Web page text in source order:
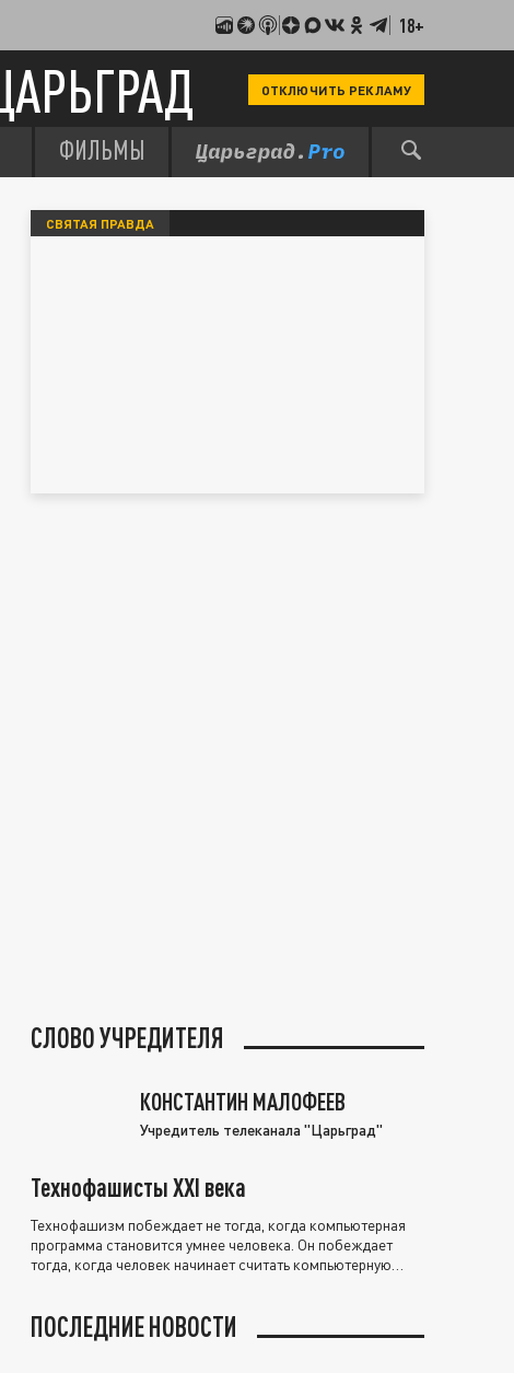
18+
ОТКЛЮЧИТЬ РЕКЛАМУ
ФИЛЬМЫ
СВЯТАЯ ПРАВДА
СЛОВО УЧРЕДИТЕЛЯ
КОНСТАНТИН МАЛОФЕЕВ
Учредитель телеканала "Царьград"
Технофашисты XXI века
Технофашизм побеждает не тогда, когда компьютерная
программа становится умнее человека. Он побеждает
тогда, когда человек начинает считать компьютерную
ПОСЛЕДНИЕ НОВОСТИ